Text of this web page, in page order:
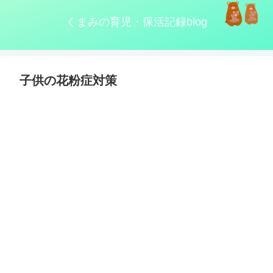
くまみの育児・保活記録blog
子供の花粉症対策